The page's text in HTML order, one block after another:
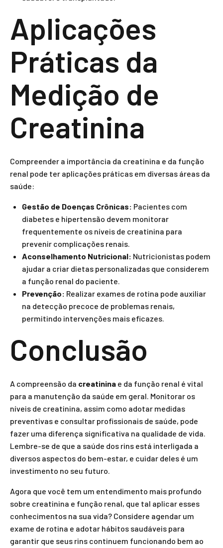
Aplicações
Práticas da
Medição de
Creatinina
Compreender a importância da creatinina e da função
renal pode ter aplicações práticas em diversas áreas da
saúde:
Gestão de Doenças Crônicas: Pacientes com
diabetes e hipertensão devem monitorar
frequentemente os níveis de creatinina para
prevenir complicações renais.
Aconselhamento Nutricional: Nutricionistas podem
ajudar a criar dietas personalizadas que considerem
a função renal do paciente.
Prevenção: Realizar exames de rotina pode auxiliar
na detecção precoce de problemas renais,
permitindo intervenções mais eficazes.
Conclusão
A compreensão da creatinina e da função renal é vital
para a manutenção da saúde em geral. Monitorar os
níveis de creatinina, assim como adotar medidas
preventivas e consultar profissionais de saúde, pode
fazer uma diferença significativa na qualidade de vida.
Lembre-se de que a saúde dos rins está interligada a
diversos aspectos do bem-estar, e cuidar deles é um
investimento no seu futuro.
Agora que você tem um entendimento mais profundo
sobre creatinina e função renal, que tal aplicar esses
conhecimentos na sua vida? Considere agendar um
exame de rotina e adotar hábitos saudáveis para
garantir que seus rins continuem funcionando bem ao